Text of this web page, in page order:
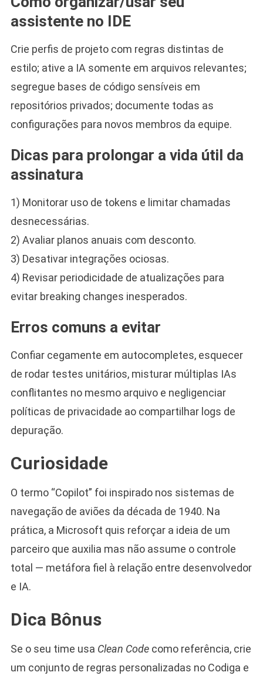
assistente no IDE
Crie perfis de projeto com regras distintas de
estilo; ative a IA somente em arquivos relevantes;
segregue bases de código sensíveis em
repositórios privados; documente todas as
configurações para novos membros da equipe.
Dicas para prolongar a vida útil da
assinatura
1) Monitorar uso de tokens e limitar chamadas
desnecessárias.
2) Avaliar planos anuais com desconto.
3) Desativar integrações ociosas.
4) Revisar periodicidade de atualizações para
evitar breaking changes inesperados.
Erros comuns a evitar
Confiar cegamente em autocompletes, esquecer
de rodar testes unitários, misturar múltiplas IAs
conflitantes no mesmo arquivo e negligenciar
políticas de privacidade ao compartilhar logs de
depuração.
Curiosidade
O termo “Copilot” foi inspirado nos sistemas de
navegação de aviões da década de 1940. Na
prática, a Microsoft quis reforçar a ideia de um
parceiro que auxilia mas não assume o controle
total — metáfora fiel à relação entre desenvolvedor
e IA.
Dica Bônus
Se o seu time usa Clean Codecomo referência, crie
um conjunto de regras personalizadas no Codiga e